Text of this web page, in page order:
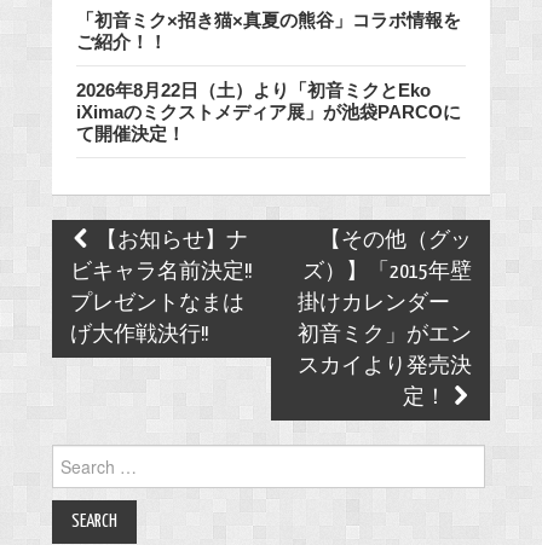
「初音ミク×招き猫×真夏の熊谷」コラボ情報を
ご紹介！！
2026年8月22日（土）より「初音ミクとEko
iXimaのミクストメディア展」が池袋PARCOに
て開催決定！
Post
navigation
【お知らせ】ナ
ビキャラ名前決定!!
プレゼントなまは
げ大作戦決行!!
【その他（グッ
ズ）】「2015年壁
掛けカレンダー
初音ミク」がエン
スカイより発売決
定！
for: